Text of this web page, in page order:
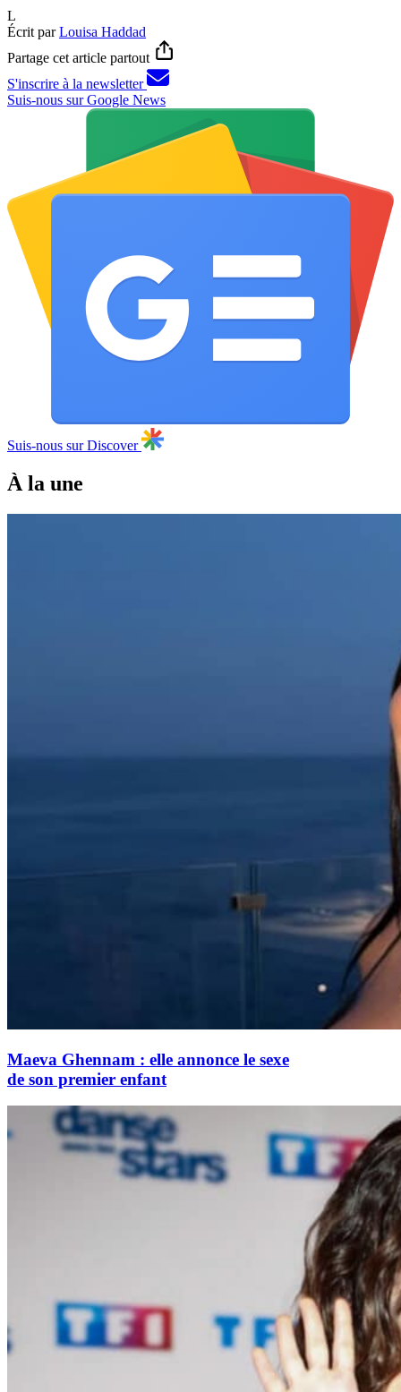
L
Écrit parLouisa Haddad
Partage cet article partout
S'inscrire à la newsletter
Suis-nous sur Google News
Suis-nous sur Discover
À la une
Maeva Ghennam : elle annonce le sexe
de son premier enfant